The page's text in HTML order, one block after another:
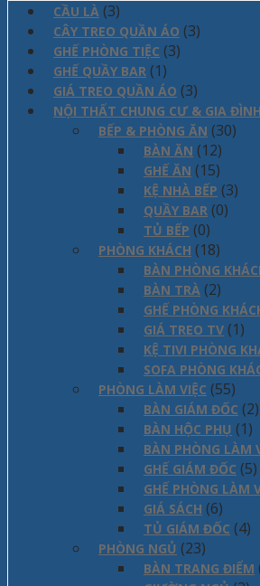
CẦU LÀ (3)
CÂY TREO QUẦN ÁO (3)
GHẾ PHÒNG TIỆC (3)
GHẾ QUẦY BAR (1)
GIÁ TREO QUẦN ÁO (3)
NỘI THẤT CHUNG CƯ & GIA ĐÌNH
BẾP & PHÒNG ĂN (30)
BÀN ĂN (12)
GHẾ ĂN (15)
KỆ NHÀ BẾP (3)
QUẦY BAR (0)
TỦ BẾP (0)
PHÒNG KHÁCH (18)
BÀN PHÒNG
BÀN TRÀ (2)
GHẾ PHÒNG
GIÁ TREO TV (1)
KỆ TIVI PHÒNG
SOFA PHÒNG
PHÒNG LÀM VIỆC (55)
BÀN GIÁM ĐỐC (2)
BÀN HỘC PHỤ (1)
BÀN PHÒNG LÀM
GHẾ GIÁM ĐỐC (5)
GHẾ PHÒNG LÀM
GIÁ SÁCH (6)
TỦ GIÁM ĐỐC (4)
PHÒNG NGỦ (23)
BÀN TRANG ĐIỂM